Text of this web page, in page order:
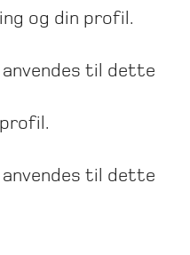
og din profil.
anvendes til dette
anvendes til dette